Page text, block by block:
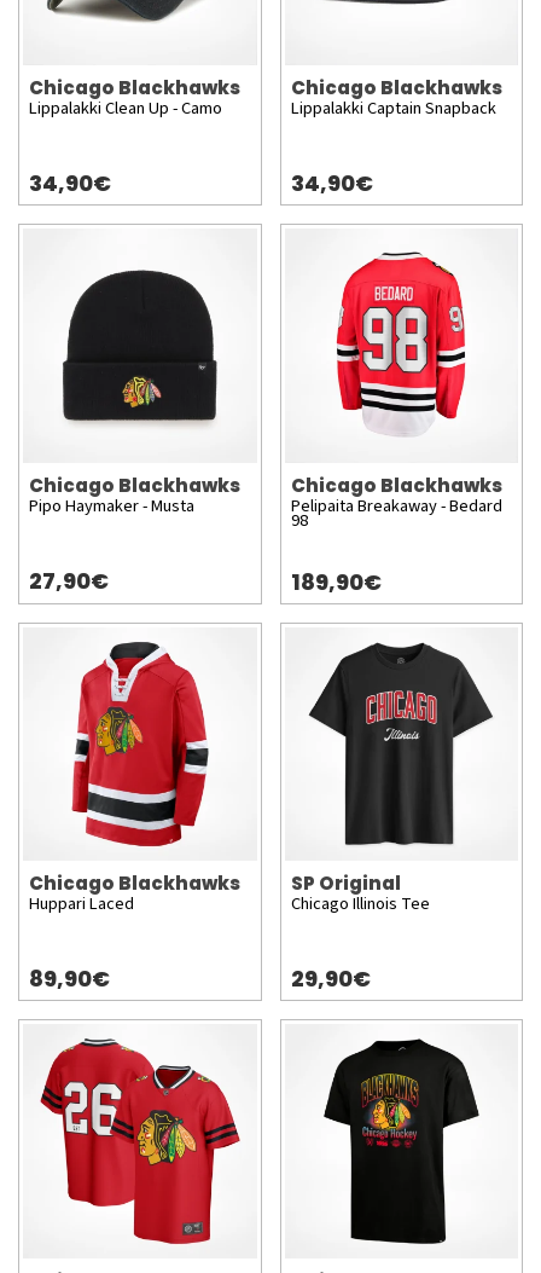
Chicago Blackhawks
Lippalakki Clean Up - Camo
34,90€
Chicago Blackhawks
Lippalakki Captain Snapback
34,90€
Chicago Blackhawks
Pipo Haymaker - Musta
27,90€
Chicago Blackhawks
Pelipaita Breakaway - Bedard
98
189,90€
Chicago Blackhawks
Huppari Laced
89,90€
SP Original
Chicago Illinois Tee
29,90€